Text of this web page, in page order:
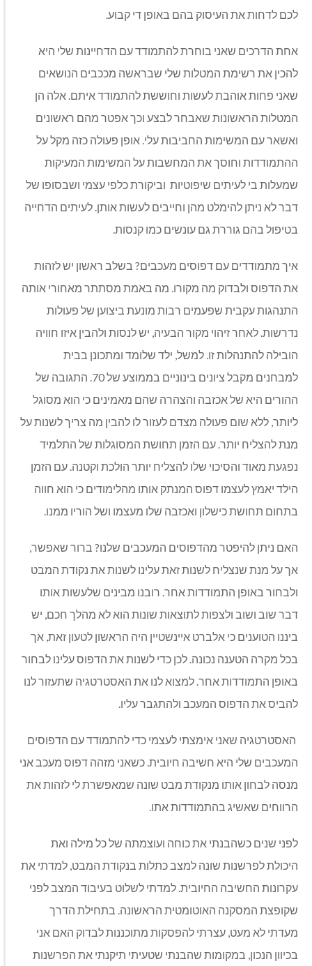
לכם לדחות את העיסוק בהם באופן די קבוע.
אחת הדרכים שאני בוחרת להתמודד עם הדחיינות שלי היא
להכין את רשימת המטלות שלי שבראשה מככבים הנושאים
שאני פחות אוהבת לעשות וחוששת להתמודד איתם. אלה הן
המטלות הראשונות שאבחר לבצע וכך אפטר מהם ראשונים
ואשאר עם המשימות החביבות עלי. אופן פעולה כזה מקל על
ההתמודדות וחוסך את המחשבות על המשימות המעיקות
שמעלות בי לעיתים שיפוטיות וביקורת כלפי עצמי ושבסופו של
דבר לא ניתן להימלט מהן וחייבים לעשות אותן. לעיתים הדחייה
בטיפול בהם גוררת גם עונשים כמו קנסות.
איך מתמודדים עם דפוסים מעכבים? בשלב ראשון יש לזהות
את הדפוס ולבדוק מה מקורו. מה באמת מסתתר מאחורי אותה
התנהגות עקבית שפעמים רבות מונעת ביצוען של פעולות
נדרשות. לאחר זיהוי מקור הבעיה, יש לנסות ולהבין איזו חוויה
הובילה להתנהלות זו. למשל, ילד שלומד ומתכונן בבית
למבחנים מקבל ציונים בינוניים בממוצע של 70. התגובה של
ההורים היא של אכזבה והצהרה שהם מאמינים כי הוא מסוגל
ליותר, ללא שום פעולה מצדם לעזור לו להבין מה צריך לשנות על
מנת להצליח יותר. עם הזמן תחושת המסוגלות של התלמיד
נפגעת מאוד והסיכוי שלו להצליח יותר הולכת וקטנה. עם הזמן
הילד יאמץ לעצמו דפוס המנתק אותו מהלימודים כי הוא חווה
בתחום תחושת כישלון ואכזבה שלו מעצמו ושל הוריו ממנו.
האם ניתן להיפטר מהדפוסים המעכבים שלנו? ברור שאפשר,
אך על מנת שנצליח לשנות זאת עלינו לשנות את נקודת המבט
ולבחור באופן התמודדות אחר. רובנו מבינים שלעשות אותו
דבר שוב ושוב ולצפות לתוצאות שונות הוא לא מהלך חכם, יש
ביננו הטוענים כי אלברט איינשטיין היה הראשון לטעון זאת, אך
בכל מקרה הטענה נכונה. לכן כדי לשנות את הדפוס עלינו לבחור
באופן התמודדות אחר. למצוא לנו את האסטרטגיה שתעזור לנו
להביס את הדפוס המעכב ולהתגבר עליו.
האסטרטגיה שאני אימצתי לעצמי כדי להתמודד עם הדפוסים
המעכבים שלי היא חשיבה חיובית. כשאני מזהה דפוס מעכב אני
מנסה לבחון אותו מנקודת מבט שונה שמאפשרת לי לזהות את
הרווחים שאשיג בהתמודדות אתו.
לפני שנים כשהבנתי את כוחה ועוצמתה של כל מילה ואת
היכולת לפרשנות שונה למצב כתלות בנקודת המבט, למדתי את
עקרונות החשיבה החיובית. למדתי לשלוט בעיבוד המצב לפני
שקופצת המסקנה האוטומטית הראשונה. בתחילת הדרך
מעדתי לא מעט, עצרתי להפסקות מתוכננות לבדוק האם אני
בכיוון הנכון, במקומות שהבנתי שטעיתי תיקנתי את הפרשנות